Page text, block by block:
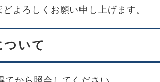
よろしくお願い申し上げます。
ついて